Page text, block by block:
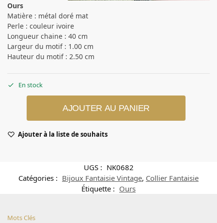
Ours
Matière : métal doré mat
Perle : couleur ivoire
Longueur chaine : 40 cm
Largeur du motif : 1.00 cm
Hauteur du motif : 2.50 cm
En stock
AJOUTER AU PANIER
Ajouter à la liste de souhaits
UGS : NK0682
Catégories : Bijoux Fantaisie Vintage, Collier Fantaisie
Étiquette : Ours
Mots Clés